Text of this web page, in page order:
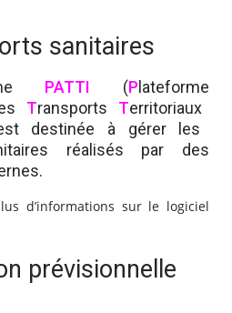
sanitaires
PATTI (P lateforme
Transports Territoriaux
destinée à gérer les
réalisés par des
d’informations sur le logiciel
prévisionnelle